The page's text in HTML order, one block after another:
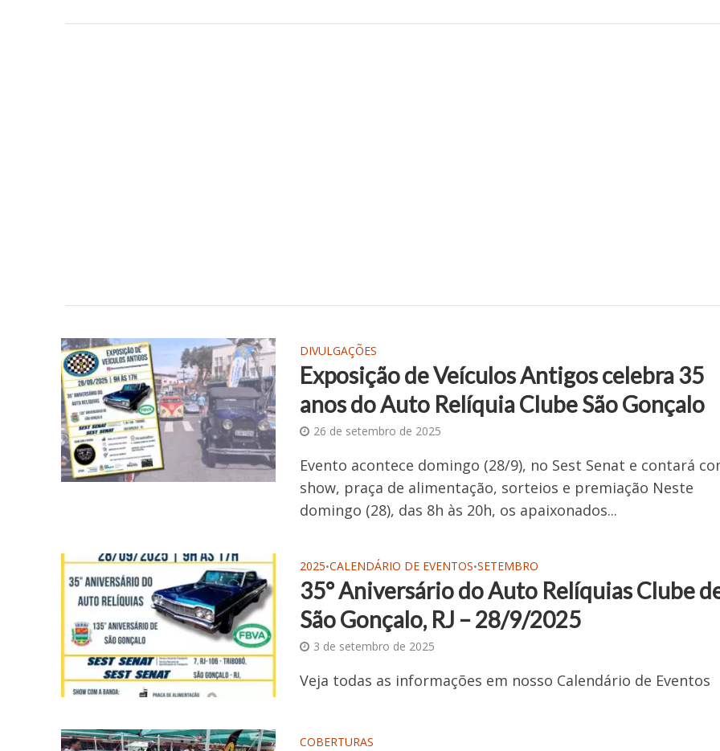
DIVULGAÇÕES
Exposição de Veículos Antigos celebra 35
anos do Auto Relíquia Clube São Gonçalo
26 de setembro de 2025
Evento acontece domingo (28/9), no Sest Senat e contará
show, praça de alimentação, sorteios e premiação Neste
domingo (28), das 8h às 20h, os apaixonados...
2025•CALENDÁRIO DE EVENTOS•SETEMBRO
35° Aniversário do Auto Relíquias Clube
São Gonçalo, RJ – 28/9/2025
3 de setembro de 2025
Veja todas as informações em nosso Calendário de Eventos
COBERTURAS